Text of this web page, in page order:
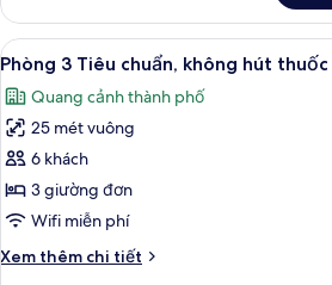
Floor)
Phòng
4,
không
thuốc
(30th-
High
Floor)
Xem
tất
cả
ảnh
Phòng
3
Tiêu
không
Phòng
10
Phòng 3 Tiêu chuẩn, không hút
Quang cảnh thành phố
25 mét vuông
6 khách
3 giường đơn
Wifi miễn phí
Xem thêm chi tiết
Chi